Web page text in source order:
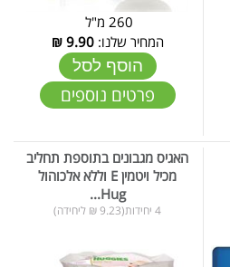
260 מ"ל
המחיר שלנו:9.90
₪
הוסף לסל
פרטים נוספים
האגיס מגבונים בתוספת תחליב
מכיל ויטמין E וללא אלכוהול
Hug...
4 יחידות(9.23 ₪ ליחידה)